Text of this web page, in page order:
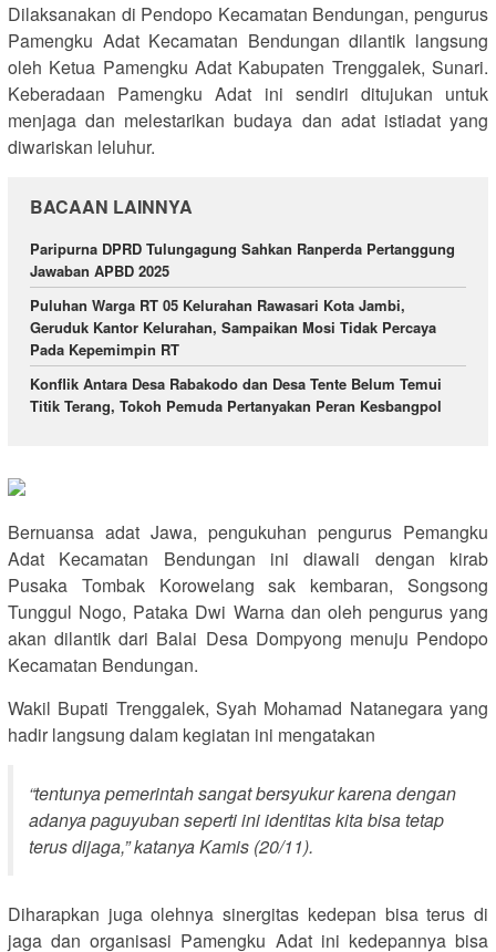
Dilaksanakan di Pendopo Kecamatan Bendungan, pengurus
Pamengku Adat Kecamatan Bendungan dilantik langsung
oleh Ketua Pamengku Adat Kabupaten Trenggalek, Sunari.
Keberadaan Pamengku Adat ini sendiri ditujukan untuk
menjaga dan melestarikan budaya dan adat istiadat yang
diwariskan leluhur.
BACAAN LAINNYA
Paripurna DPRD Tulungagung Sahkan Ranperda Pertanggung
Jawaban APBD 2025
Puluhan Warga RT 05 Kelurahan Rawasari Kota Jambi,
Geruduk Kantor Kelurahan, Sampaikan Mosi Tidak Percaya
Pada Kepemimpin RT
Konflik Antara Desa Rabakodo dan Desa Tente Belum Temui
Titik Terang, Tokoh Pemuda Pertanyakan Peran Kesbangpol
Bernuansa adat Jawa, pengukuhan pengurus Pemangku
Adat Kecamatan Bendungan ini diawali dengan kirab
Pusaka Tombak Korowelang sak kembaran, Songsong
Tunggul Nogo, Pataka Dwi Warna dan oleh pengurus yang
akan dilantik dari Balai Desa Dompyong menuju Pendopo
Kecamatan Bendungan.
Wakil Bupati Trenggalek, Syah Mohamad Natanegara yang
hadir langsung dalam kegiatan ini mengatakan
“tentunya pemerintah sangat bersyukur karena dengan
adanya paguyuban seperti ini identitas kita bisa tetap
terus dijaga,” katanya Kamis (20/11).
Diharapkan juga olehnya sinergitas kedepan bisa terus di
jaga dan organisasi Pamengku Adat ini kedepannya bisa